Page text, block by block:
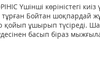
Үшінші көріністегі
тұрған Бойтан шоқпардай
қойып ұшырып түсіреді.
басып біраз